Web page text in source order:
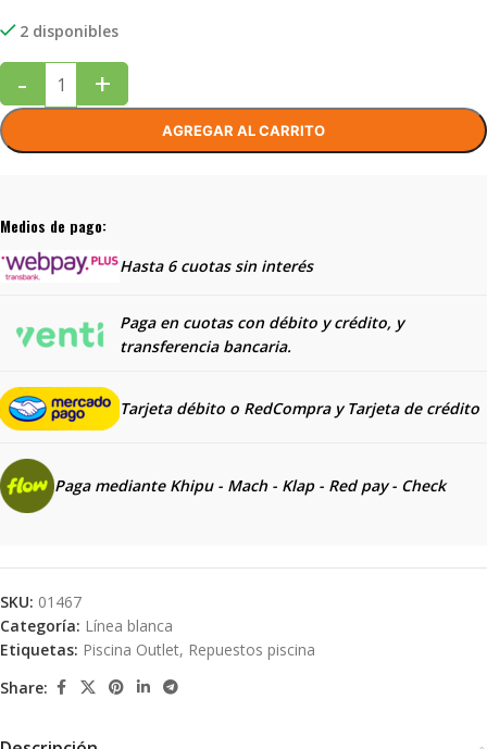
2 disponibles
- +
AGREGAR AL CARRITO
Medios de pago:
Hasta 6 cuotas sin interés
Paga en cuotas con débito y crédito, y
transferencia bancaria.
Tarjeta débito o RedCompra y Tarjeta de crédito
Paga mediante Khipu - Mach - Klap - Red pay - Check
SKU: 01467
Categoría: Línea blanca
Etiquetas: Piscina Outlet, Repuestos piscina
Share: